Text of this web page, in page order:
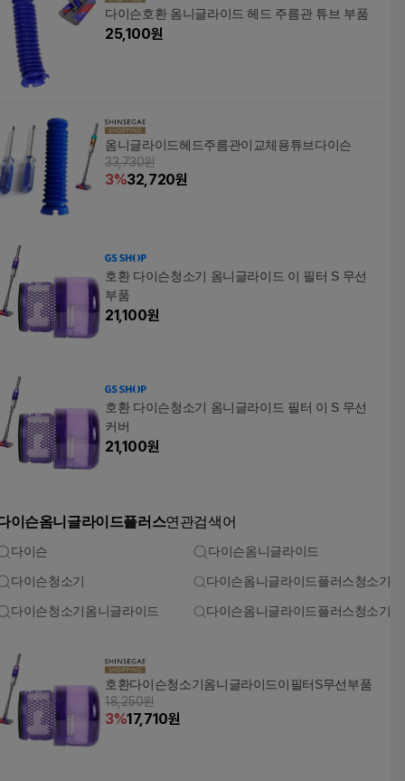
다이슨호환 옴니글라이드 헤드 주름관 튜브 부품
25,100원
옴니글라이드헤드주름관이교체용튜브다이슨
33,730원
3%32,720원
호환 다이슨청소기 옴니글라이드 이 필터 S 무선
부품
21,100원
호환 다이슨청소기 옴니글라이드 필터 이 S 무선
커버
21,100원
이슨옴니글라이드플러스연관검색어
다이슨 다이슨옴니글라이드
다이슨청소기 다이슨옴니글라이드플러스청소기
다이슨청소기옴니글라이드 다이슨옴니글라이드플러스청소기
호환다이슨청소기옴니글라이드이필터S무선부품
18,250원
3%17,710원